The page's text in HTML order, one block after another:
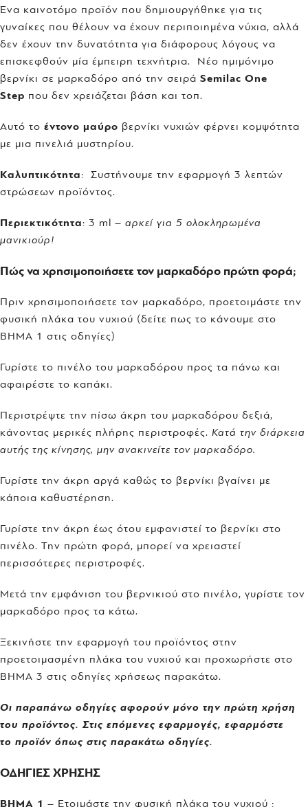
Ένα καινοτόμο προϊόν που δημιουργήθηκε για τις
γυναίκες που θέλουν να έχουν περιποιημένα νύχια, αλλά
δεν έχουν την δυνατότητα για διάφορους λόγους να
επισκεφθούν μία έμπειρη τεχνήτρια. Νέο ημιμόνιμο
βερνίκι σε μαρκαδόρο από την σειρά Semilac One
Step που δεν χρειάζεται βάση και τοπ.
Αυτό το έντονο μαύρο βερνίκι νυχιών φέρνει κομψότητα
με μια πινελιά μυστηρίου.
Καλυπτικότητα: Συστήνουμε την εφαρμογή 3 λεπτών
στρώσεων προϊόντος.
Περιεκτικότητα: 3 ml – αρκεί για 5 ολοκληρωμένα
μανικιούρ!
Πώς να χρησιμοποιήσετε τον μαρκαδόρο πρώτη φορά;
Πριν χρησιμοποιήσετε τον μαρκαδόρο, προετοιμάστε την
φυσική πλάκα του νυχιού (δείτε πως το κάνουμε στο
BHMA 1 στις οδηγίες)
Γυρίστε το πινέλο του μαρκαδόρου προς τα πάνω και
αφαιρέστε το καπάκι.
Περιστρέψτε την πίσω άκρη του μαρκαδόρου δεξιά,
κάνοντας μερικές πλήρης περιστροφές. Κατά την διάρκεια
αυτής της κίνησης, μην ανακινείτε τον μαρκαδόρο.
Γυρίστε την άκρη αργά καθώς το βερνίκι βγαίνει με
κάποια καθυστέρηση.
Γυρίστε την άκρη έως ότου εμφανιστεί το βερνίκι στο
πινέλο. Την πρώτη φορά, μπορεί να χρειαστεί
περισσότερες περιστροφές.
Μετά την εμφάνιση του βερνικιού στο πινέλο, γυρίστε τον
μαρκαδόρο προς τα κάτω.
Ξεκινήστε την εφαρμογή του προϊόντος στην
προετοιμασμένη πλάκα του νυχιού και προχωρήστε στο
ΒΗΜΑ 3 στις οδηγίες χρήσεως παρακάτω.
Οι παραπάνω οδηγίες αφορούν μόνο την πρώτη χρήση
του προϊόντος. Στις επόμενες εφαρμογές, εφαρμόστε
το προϊόν όπως στις παρακάτω οδηγίες.
ΟΔΗΓΙΕΣ ΧΡΗΣΗΣ
ΒΗΜΑ 1 – Ετοιμάστε την φυσική πλάκα του νυχιού :